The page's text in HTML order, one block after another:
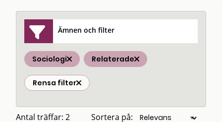
Ämnen och filter
Sociologi Relaterade
Rensa filter
Antal träffar: 2 Sortera på: